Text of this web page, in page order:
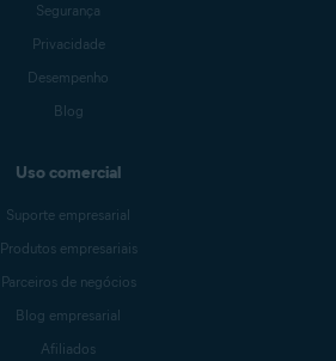
Segurança
Privacidade
Desempenho
Blog
Uso comercial
Suporte empresarial
Produtos empresariais
Parceiros de negócios
Blog empresarial
Afiliados